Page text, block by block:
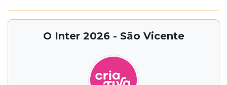
O Inter 2026 - São Vicente